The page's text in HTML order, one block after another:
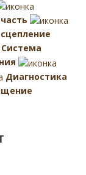
Система
Диагностика